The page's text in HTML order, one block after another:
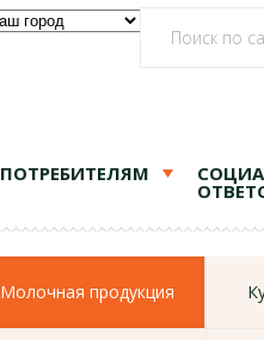
ПОТРЕБИТЕЛЯМ
Молочная продукция